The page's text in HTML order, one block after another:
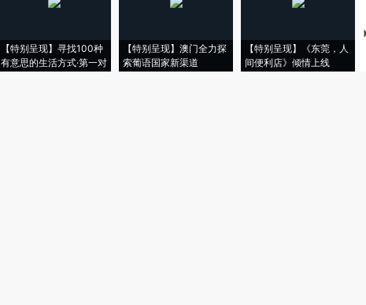
【特别呈现】寻找100种
有意思的生活方式·第一对
【特别呈现】澳门全力探
索葡语国家新渠道
【特别呈现】《东莞，人
间便利店》倾情上线